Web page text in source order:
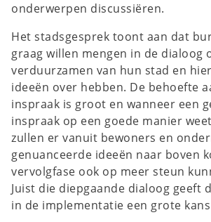
onderwerpen discussiëren.
Het stadsgesprek toont aan dat
graag willen mengen in de dialoog
verduurzamen van hun stad en
ideeën over hebben. De behoefte
inspraak is groot en wanneer een
inspraak op een goede manier
zullen er vanuit bewoners en
genuanceerde ideeën naar boven
vervolgfase ook op meer steun
Juist die diepgaande dialoog geeft
in de implementatie een grote